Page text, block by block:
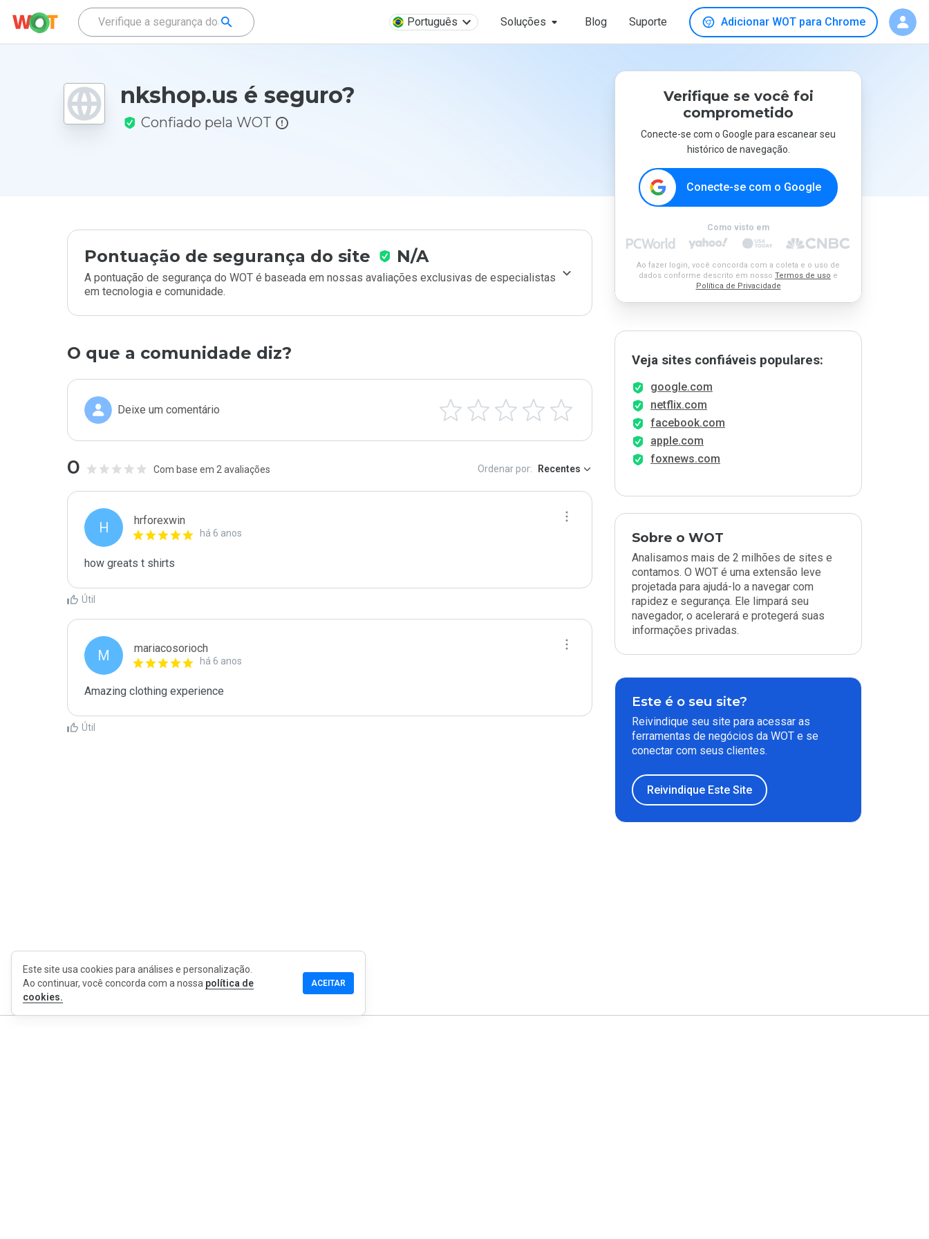
Português Soluções Blog Suporte Adicionar WOT para Chrome
nkshop.us é seguro?
Confiado pela WOT
Pontuação de segurança do site N/A
A pontuação de segurança do WOT é baseada em nossas avaliações exclusivas de especialistas
em tecnologia e comunidade.
O que a comunidade diz?
Deixe um comentário
0 Com base em 2 avaliações Ordenar por: Recentes
H hrforexwin
há 6 anos
how greats t shirts
Útil
M mariacosorioch
há 6 anos
Amazing clothing experience
Útil
Verifique se você foi
comprometido
Conecte-se com o Google para escanear seu
histórico de navegação.
Conecte-se com o Google
Como visto em
Ao fazer login, você concorda com a coleta e o uso de
dados conforme descrito em nosso Termos de uso e
Política de Privacidade
Veja sites confiáveis populares:
google.com
netflix.com
facebook.com
apple.com
foxnews.com
Sobre o WOT
Analisamos mais de 2 milhões de sites e
contamos. O WOT é uma extensão leve
projetada para ajudá-lo a navegar com
rapidez e segurança. Ele limpará seu
navegador, o acelerará e protegerá suas
informações privadas.
Este é o seu site?
Reivindique seu site para acessar as
ferramentas de negócios da WOT e se
conectar com seus clientes.
Reivindique Este Site
Este site usa cookies para análises e personalização.
Ao continuar, você concorda com a nossa política de
cookies.
ACEITAR